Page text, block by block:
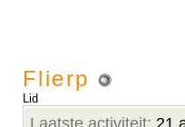
Flierp
Lid
Laatste activiteit: 21